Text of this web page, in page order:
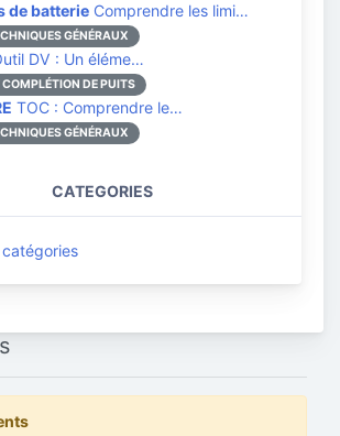
de batterie Comprendre les limi…
GÉNÉRAUX
DV : Un éléme…
COMPLÉTION DE PUITS
TOC : Comprendre le…
GÉNÉRAUX
CATEGORIES